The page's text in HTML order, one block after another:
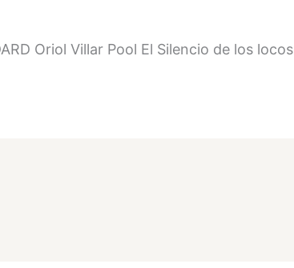
Oriol Villar Pool El Silencio de los locos